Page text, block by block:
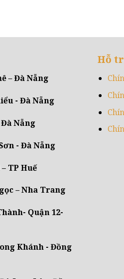
– Đà Nẵng
- Đà Nẵng
Đà Nẵng
- Đà Nẵng
TP Huế
– Nha Trang
Quận 12-
Khánh - Đồng
Hỗ